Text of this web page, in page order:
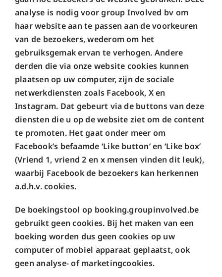
analyse is nodig voor group Involved bv om
haar website aan te passen aan de voorkeuren
van de bezoekers, wederom om het
gebruiksgemak ervan te verhogen. Andere
derden die via onze website cookies kunnen
plaatsen op uw computer, zijn de sociale
netwerkdiensten zoals Facebook, X en
Instagram. Dat gebeurt via de buttons van deze
diensten die u op de website ziet om de content
te promoten. Het gaat onder meer om
Facebook’s befaamde ‘Like button’ en ‘Like box’
(Vriend 1, vriend 2 en x mensen vinden dit leuk),
waarbij Facebook de bezoekers kan herkennen
a.d.h.v. cookies.
De boekingstool op booking.groupinvolved.be
gebruikt geen cookies. Bij het maken van een
boeking worden dus geen cookies op uw
computer of mobiel apparaat geplaatst, ook
geen analyse- of marketingcookies.